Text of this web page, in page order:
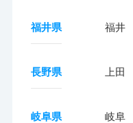
福井県 福井
長野県 上田
岐阜県 岐阜